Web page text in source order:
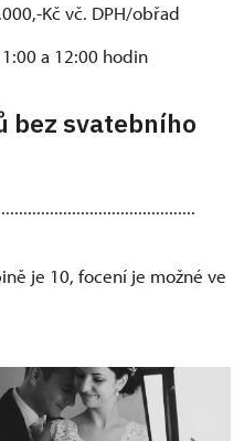
Kč vč. DPH/obřad
a 12:00 hodin
bez svatebního
je 10, focení je možné ve